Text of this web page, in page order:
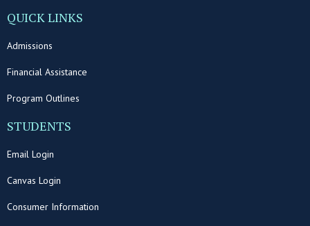
QUICK LINKS
Admissions
Financial Assistance
Program Outlines
STUDENTS
Email Login
Canvas Login
Consumer Information